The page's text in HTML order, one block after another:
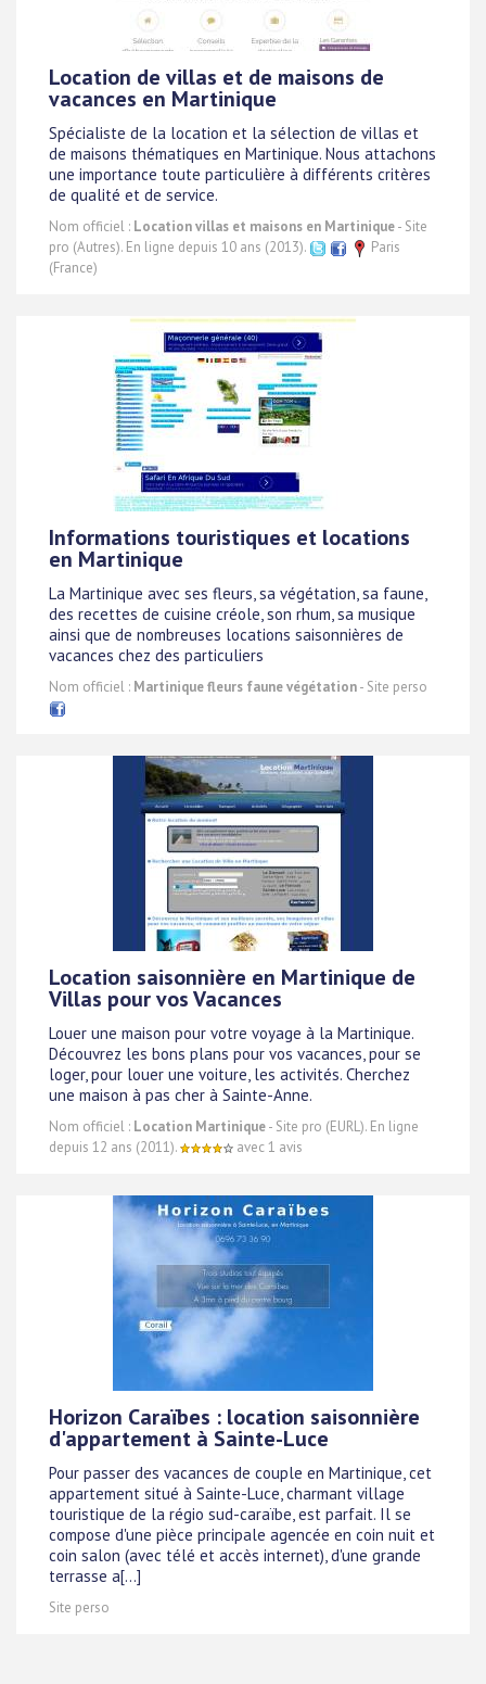
Location de villas et de maisons de
vacances en Martinique
Spécialiste de la location et la sélection de villas et
de maisons thématiques en Martinique. Nous attachons
une importance toute particulière à différents critères
de qualité et de service.
Nom officiel : Location villas et maisons en Martinique- Site
pro (Autres). En ligne depuis 10 ans (2013).
Paris
(France)
Informations touristiques et locations
en Martinique
La Martinique avec ses fleurs, sa végétation, sa faune,
des recettes de cuisine créole, son rhum, sa musique
ainsi que de nombreuses locations saisonnières de
vacances chez des particuliers
Nom officiel : Martinique fleurs faune végétation- Site perso
Location saisonnière en Martinique de
Villas pour vos Vacances
Louer une maison pour votre voyage à la Martinique.
Découvrez les bons plans pour vos vacances, pour se
loger, pour louer une voiture, les activités. Cherchez
une maison à pas cher à Sainte-Anne.
Nom officiel : Location Martinique- Site pro (EURL). En ligne
depuis 12 ans (2011).
avec 1 avis
Horizon Caraïbes : location saisonnière
d'appartement à Sainte-Luce
Pour passer des vacances de couple en Martinique, cet
appartement situé à Sainte-Luce, charmant village
touristique de la régio sud-caraïbe, est parfait. Il se
compose d'une pièce principale agencée en coin nuit et
coin salon (avec télé et accès internet), d'une grande
terrasse a[...]
Site perso